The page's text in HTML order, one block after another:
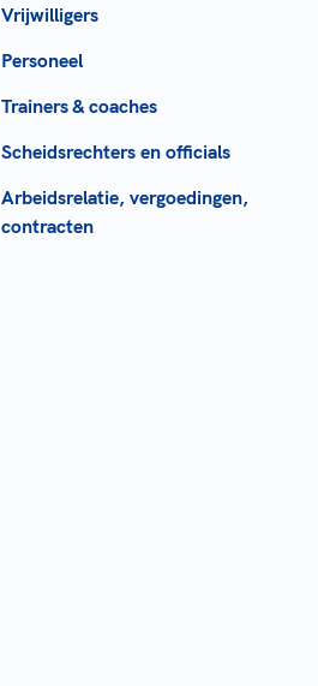
Vrijwilligers
Personeel
Trainers & coaches
Scheidsrechters en officials
Arbeidsrelatie, vergoedingen,
contracten